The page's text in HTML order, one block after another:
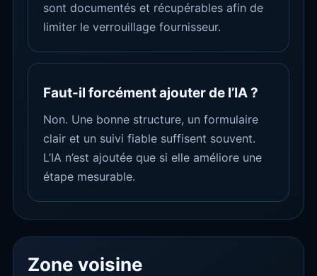
sont documentés et récupérables afin de
limiter le verrouillage fournisseur.
Faut-il forcément ajouter de l’IA ?
Non. Une bonne structure, un formulaire
clair et un suivi fiable suffisent souvent.
L’IA n’est ajoutée que si elle améliore une
étape mesurable.
Zone voisine